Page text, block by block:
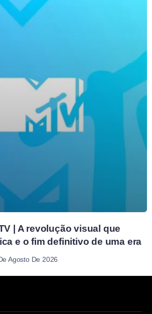
| A revolução visual que
e o fim definitivo de uma era
Agosto De 2026